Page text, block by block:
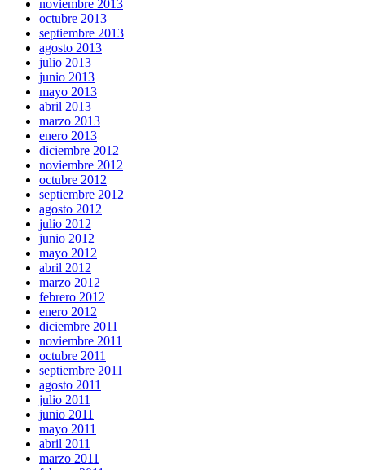
noviembre 2013
octubre 2013
septiembre 2013
agosto 2013
julio 2013
junio 2013
mayo 2013
abril 2013
marzo 2013
enero 2013
diciembre 2012
noviembre 2012
octubre 2012
septiembre 2012
agosto 2012
julio 2012
junio 2012
mayo 2012
abril 2012
marzo 2012
febrero 2012
enero 2012
diciembre 2011
noviembre 2011
octubre 2011
septiembre 2011
agosto 2011
julio 2011
junio 2011
mayo 2011
abril 2011
marzo 2011